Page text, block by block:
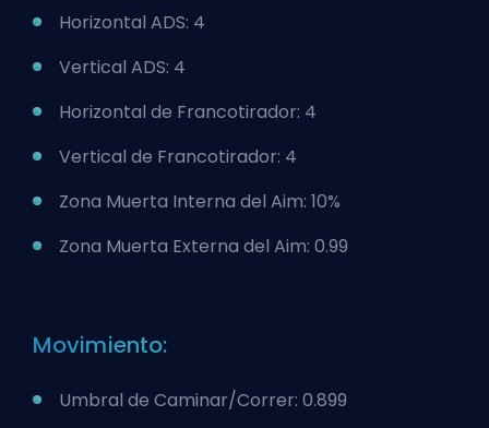
Horizontal ADS: 4
Vertical ADS: 4
Horizontal de Francotirador: 4
Vertical de Francotirador: 4
Zona Muerta Interna del Aim: 10%
Zona Muerta Externa del Aim: 0.99
Movimiento:
Umbral de Caminar/Correr: 0.899